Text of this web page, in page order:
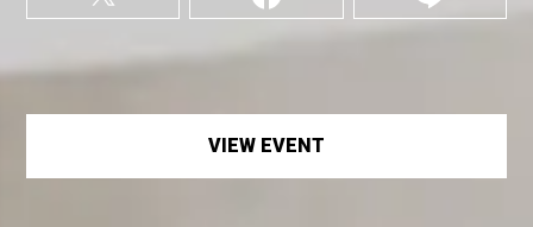
VIEW EVENT